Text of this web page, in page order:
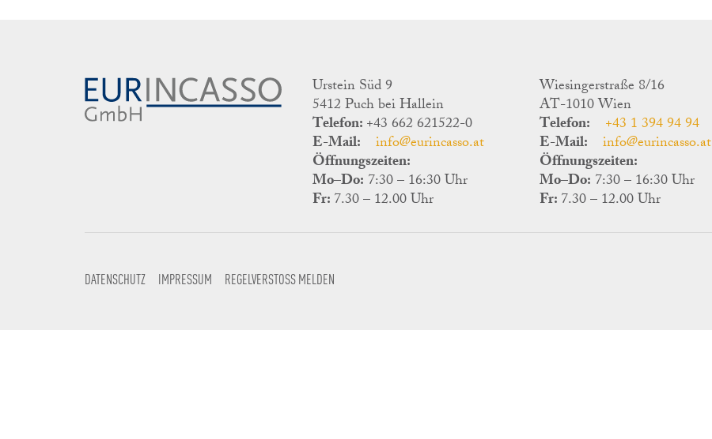
Urstein Süd 9
5412 Puch bei Hallein
Telefon:+43 662 621522-0
E-Mail: info@eurincasso.at
Öffnungszeiten:
Mo–Do: 7:30 – 16:30 Uhr
Fr:7.30 – 12.00 Uhr
Wiesingerstraße 8/16
AT-1010 Wien
Telefon: +43 1 394 94 94
E-Mail: info@eurincasso.at
Öffnungszeiten:
Mo–Do: 7:30 – 16:30 Uhr
Fr:7.30 – 12.00 Uhr
DATENSCHUTZ IMPRESSUM REGELVERSTOSS MELDEN